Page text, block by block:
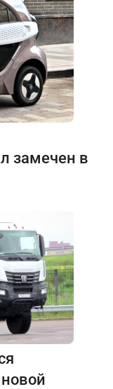
замечен в